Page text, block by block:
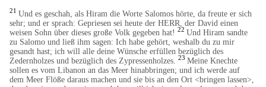
21 Und es geschah, als Hiram die Worte Salomos hörte, da freute er sich
sehr; und er sprach: Gepriesen sei heute der HERR, der David einen
weisen Sohn über dieses große Volk gegeben hat!22 Und Hiram sandte
zu Salomo und ließ ihm sagen: Ich habe gehört, weshalb du zu mir
gesandt hast; ich will alle deine Wünsche erfüllen bezüglich des
Zedernholzes und bezüglich des Zypressenholzes.23 Meine Knechte
sollen es vom Libanon an das Meer hinabbringen; und ich werde auf
dem Meer Flöße daraus machen und sie bis an den Ort <bringen lassen>,